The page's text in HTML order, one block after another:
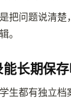
是把问题说清
。
长期保存
学生都有独立